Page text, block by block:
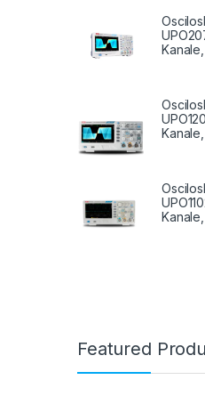
Featured